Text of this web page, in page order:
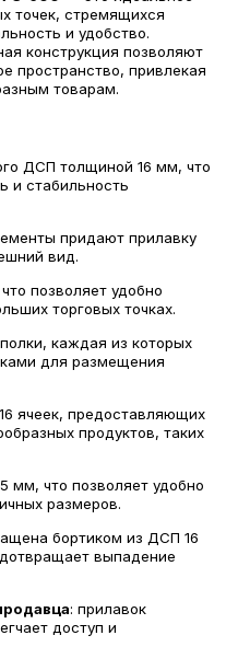
точек, стремящихся
и удобство.
конструкция позволяют
пространство, привлекая
товарам.
ДСП толщиной 16 мм, что
и стабильность
придают прилавку
вид.
позволяет удобно
торговых точках.
каждая из которых
для размещения
ячеек, предоставляющих
продуктов, таких
мм, что позволяет удобно
размеров.
бортиком из ДСП 16
выпадение
: прилавок
доступ и